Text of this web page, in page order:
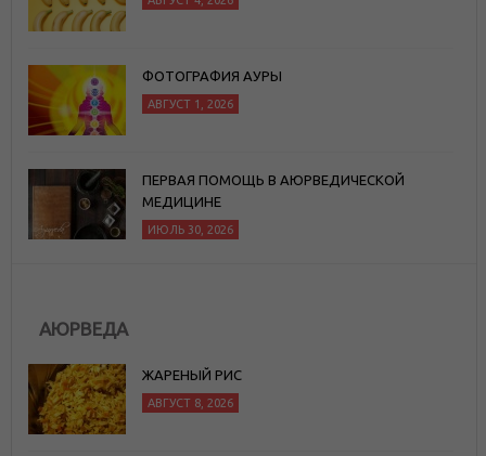
ФОТОГРАФИЯ АУРЫ
АВГУСТ 1, 2026
ПЕРВАЯ ПОМОЩЬ В АЮРВЕДИЧЕСКОЙ
МЕДИЦИНЕ
ИЮЛЬ 30, 2026
АЮРВЕДА
ЖАРЕНЫЙ РИС
АВГУСТ 8, 2026